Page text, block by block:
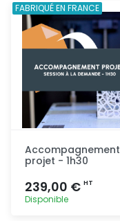
Accompagnement
projet - 1h30
239,00 € HT
Disponible
FABRIQUÉ EN FRANCE